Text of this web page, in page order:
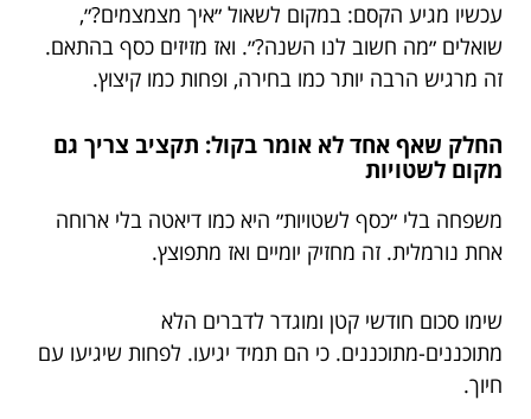
עכשיו מגיע הקסם: במקום לשאול ״איך מצמצמים?״,
שואלים ״מה חשוב לנו השנה?״. ואז מזיזים כסף בהתאם.
זה מרגיש הרבה יותר כמו בחירה, ופחות כמו קיצוץ.
החלק שאף אחד לא אומר בקול: תקציב צריך גם
מקום לשטויות
משפחה בלי ״כסף לשטויות״ היא כמו דיאטה בלי ארוחה
אחת נורמלית. זה מחזיק יומיים ואז מתפוצץ.
שימו סכום חודשי קטן ומוגדר לדברים הלא
מתוכננים-מתוכננים. כי הם תמיד יגיעו. לפחות שיגיעו עם
חיוך.